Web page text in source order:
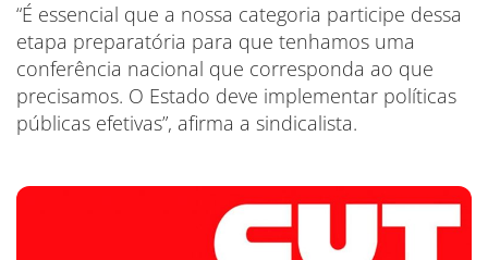
“É essencial que a nossa categoria participe dessa
etapa preparatória para que tenhamos uma
conferência nacional que corresponda ao que
precisamos. O Estado deve implementar políticas
públicas efetivas”, afirma a sindicalista.